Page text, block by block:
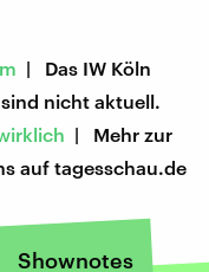
| Das IW Köln
nicht aktuell.
| Mehr zur
auf tagesschau.de
Shownotes